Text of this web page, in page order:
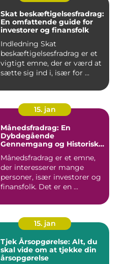
Skat beskæftigelsesfradrag:
En omfattende guide for
investorer og finansfolk
Indledning Skat
beskæftigelsesfradrag er et
vigtigt emne, der er værd at
sætte sig ind i, især for ...
15. jan
Månedsfradrag: En
Dybdegående
Gennemgang og Historisk
Månedsfradrag er et emne,
der interesserer mange
personer, især investorer og
finansfolk. Det er en ...
15. jan
Tjek Årsopgørelse: Alt, du
skal vide om at tjekke din
årsopgørelse